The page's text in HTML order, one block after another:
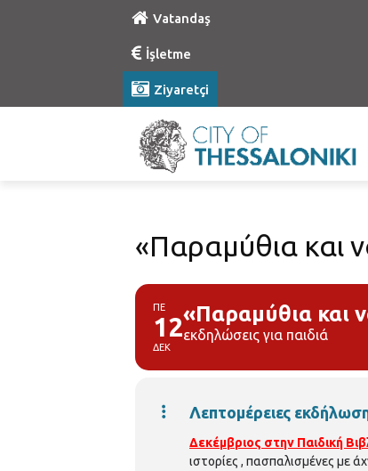
Vatandaş
İşletme
Ziyaretçi
«Παραμύθια και
ΠΕ
12
ΔΕΚ
«Παραμύθια και
εκδηλώσεις για παιδιά
Λεπτομέρειες
Δεκέμβριος στην Παιδική
ιστορίες , πασπαλισμένες με